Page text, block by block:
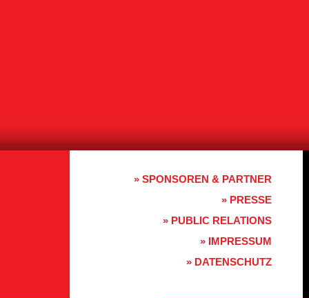
» SPONSOREN & PARTNER
» PRESSE
» PUBLIC RELATIONS
» IMPRESSUM
» DATENSCHUTZ